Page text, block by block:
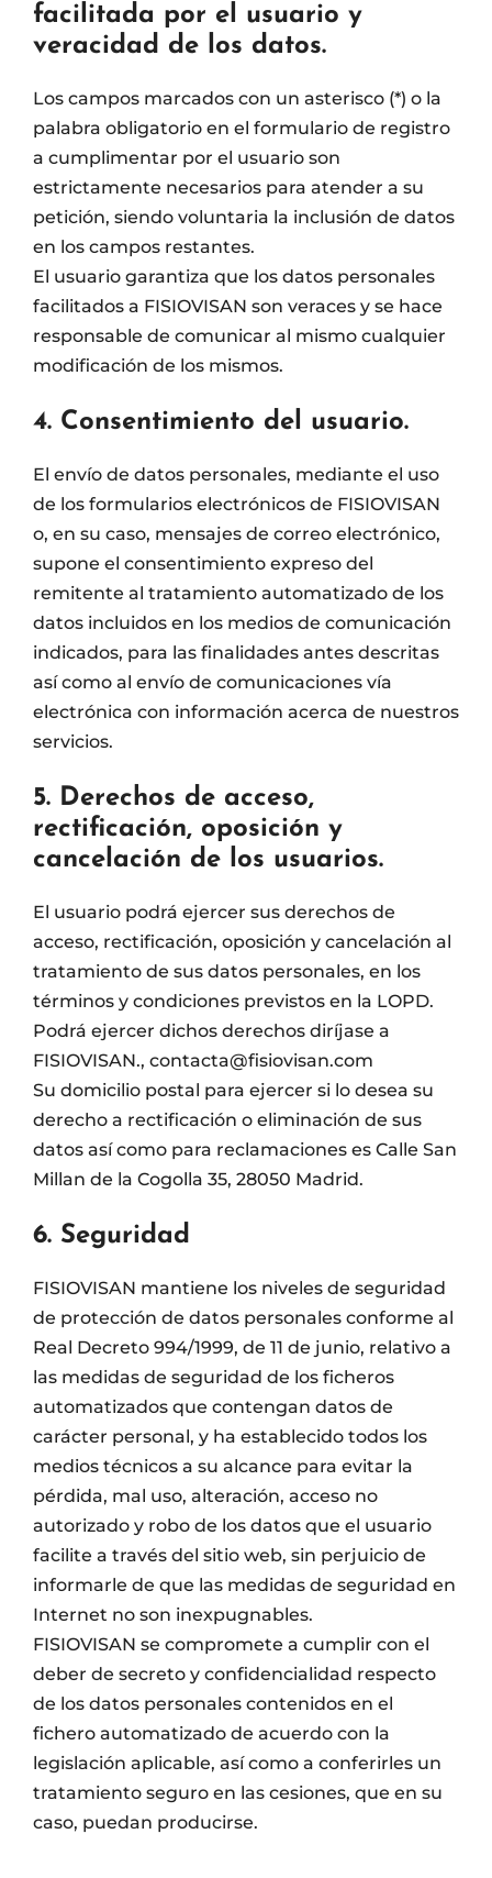
facilitada por el usuario y
veracidad de los datos.
Los campos marcados con un asterisco (*) o la
palabra obligatorio en el formulario de registro
a cumplimentar por el usuario son
estrictamente necesarios para atender a su
petición, siendo voluntaria la inclusión de datos
en los campos restantes.
El usuario garantiza que los datos personales
facilitados a FISIOVISAN son veraces y se hace
responsable de comunicar al mismo cualquier
modificación de los mismos.
4. Consentimiento del usuario.
El envío de datos personales, mediante el uso
de los formularios electrónicos de FISIOVISAN
o, en su caso, mensajes de correo electrónico,
supone el consentimiento expreso del
remitente al tratamiento automatizado de los
datos incluidos en los medios de comunicación
indicados, para las finalidades antes descritas
así como al envío de comunicaciones vía
electrónica con información acerca de nuestros
servicios.
5. Derechos de acceso,
rectificación, oposición y
cancelación de los usuarios.
El usuario podrá ejercer sus derechos de
acceso, rectificación, oposición y cancelación al
tratamiento de sus datos personales, en los
términos y condiciones previstos en la LOPD.
Podrá ejercer dichos derechos diríjase a
FISIOVISAN., contacta@fisiovisan.com
Su domicilio postal para ejercer si lo desea su
derecho a rectificación o eliminación de sus
datos así como para reclamaciones es Calle San
Millan de la Cogolla 35, 28050 Madrid.
6. Seguridad
FISIOVISAN mantiene los niveles de seguridad
de protección de datos personales conforme al
Real Decreto 994/1999, de 11 de junio, relativo a
las medidas de seguridad de los ficheros
automatizados que contengan datos de
carácter personal, y ha establecido todos los
medios técnicos a su alcance para evitar la
pérdida, mal uso, alteración, acceso no
autorizado y robo de los datos que el usuario
facilite a través del sitio web, sin perjuicio de
informarle de que las medidas de seguridad en
Internet no son inexpugnables.
FISIOVISAN se compromete a cumplir con el
deber de secreto y confidencialidad respecto
de los datos personales contenidos en el
fichero automatizado de acuerdo con la
legislación aplicable, así como a conferirles un
tratamiento seguro en las cesiones, que en su
caso, puedan producirse.